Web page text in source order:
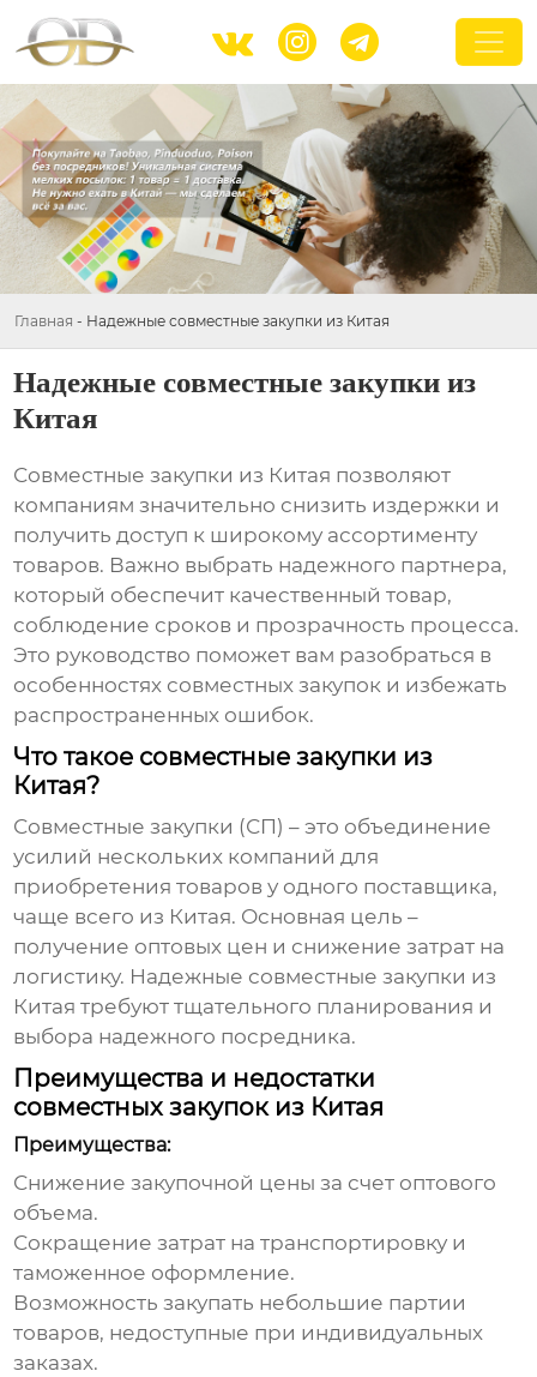
  
Главная - Надежные совместные закупки из Китая
Надежные совместные закупки из
Китая
Совместные закупки из Китая позволяют
компаниям значительно снизить издержки и
получить доступ к широкому ассортименту
товаров. Важно выбрать надежного партнера,
который обеспечит качественный товар,
соблюдение сроков и прозрачность процесса.
Это руководство поможет вам разобраться в
особенностях совместных закупок и избежать
распространенных ошибок.
Что такое совместные закупки из
Китая?
Совместные закупки (СП) – это объединение
усилий нескольких компаний для
приобретения товаров у одного поставщика,
чаще всего из Китая. Основная цель –
получение оптовых цен и снижение затрат на
логистику. Надежные совместные закупки из
Китая требуют тщательного планирования и
выбора надежного посредника.
Преимущества и недостатки
совместных закупок из Китая
Преимущества:
Снижение закупочной цены за счет оптового
объема.
Сокращение затрат на транспортировку и
таможенное оформление.
Возможность закупать небольшие партии
товаров, недоступные при индивидуальных
заказах.